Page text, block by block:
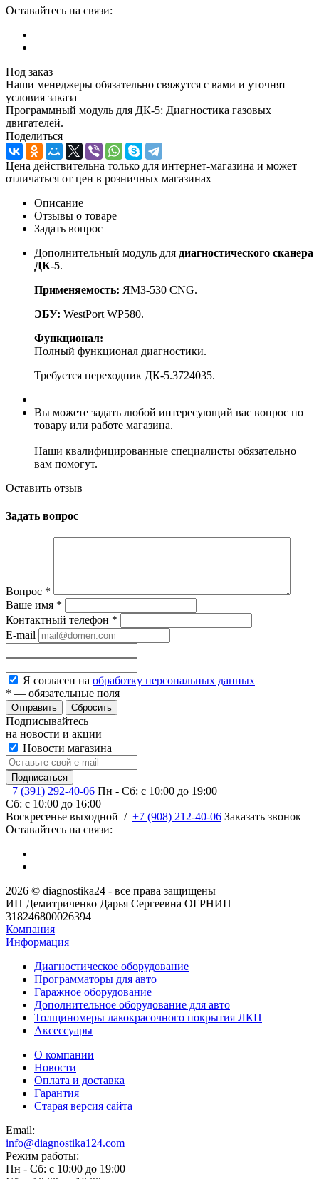
Оставайтесь на связи:
Под заказ
Наши менеджеры обязательно свяжутся с вами и уточнят
условия заказа
Программный модуль для ДК-5: Диагностика газовых
двигателей.
Поделиться
Цена действительна только для интернет-магазина и может
отличаться от цен в розничных магазинах
Описание
Отзывы о товаре
Задать вопрос
Дополнительный модуль для диагностического сканера
ДК-5.
Применяемость: ЯМЗ-530 CNG.
ЭБУ: WestPort WP580.
Функционал:
Полный функционал диагностики.
Требуется переходник ДК-5.3724035.
Вы можете задать любой интересующий вас вопрос по
товару или работе магазина.
Наши квалифицированные специалисты обязательно
вам помогут.
Оставить отзыв
Задать вопрос
Вопрос *
Ваше имя *
Контактный телефон *
E-mail
Я согласен на обработку персональных данных
* — обязательные поля
Сбросить
Подписывайтесь
на новости и акции
Новости магазина
+7 (391) 292-40-06 Пн - Сб: c 10:00 до 19:00
Сб: c 10:00 до 16:00
​Воскресенье выходной / +7 (908) 212-40-06 Заказать звонок
Оставайтесь на связи:
2026 © diagnostika24 - все права защищены
ИП Демитриченко Дарья Сергеевна ОГРНИП
318246800026394
Компания
Информация
Диагностическое оборудование
Программаторы для авто
Гаражное оборудование
Дополнительное оборудование для авто
Толщиномеры лакокрасочного покрытия ЛКП
Аксессуары
О компании
Новости
Оплата и доставка
Гарантия
Старая версия сайта
Email:
info@diagnostika124.com
Режим работы:
Пн - Сб: c 10:00 до 19:00